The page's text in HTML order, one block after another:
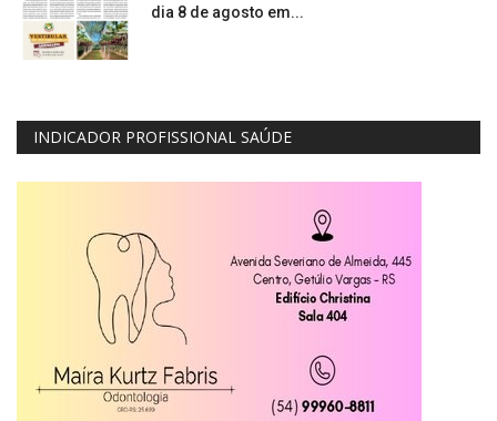
dia 8 de agosto em...
INDICADOR PROFISSIONAL SAÚDE